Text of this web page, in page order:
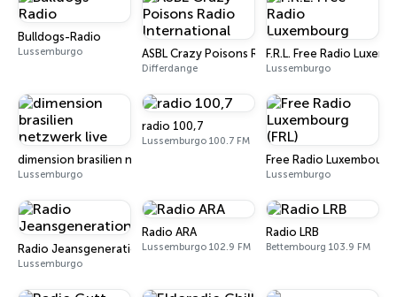
Bulldogs-Radio
Lussemburgo ASBL Crazy Poisons Radio International
Differdange
F.R.L. Free Radio
Lussemburgo
dimension brasilien netzwerk live
Lussemburgo
radio 100,7
Lussemburgo 100.7 FM
Free Radio Luxembourg
Lussemburgo
Radio Jeansgeneration
Lussemburgo
Radio ARA
Lussemburgo 102.9 FM
Radio LRB
Bettembourg 103.9 FM